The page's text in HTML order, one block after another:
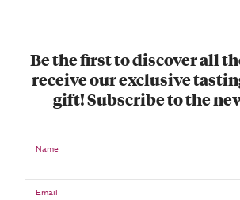
Be the first to discover all
receive our exclusive
gift! Subscribe to the
Name
Email